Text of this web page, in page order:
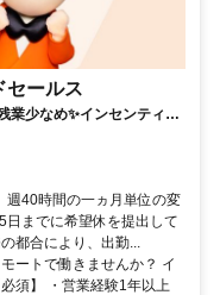
セールス
業少なめ✨インセンティブ
週40時間の一ヵ月単位の変
日までに希望休を提出して
都合により、出勤...
ートで働きませんか？ イ
須】 ・営業経験1年以上